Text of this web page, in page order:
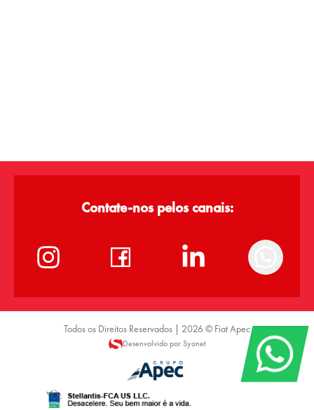
Contate-nos pelos canais:
Todos os Direitos Reservados | 2026 © Fiat Apec
Desenvolvido por Syonet